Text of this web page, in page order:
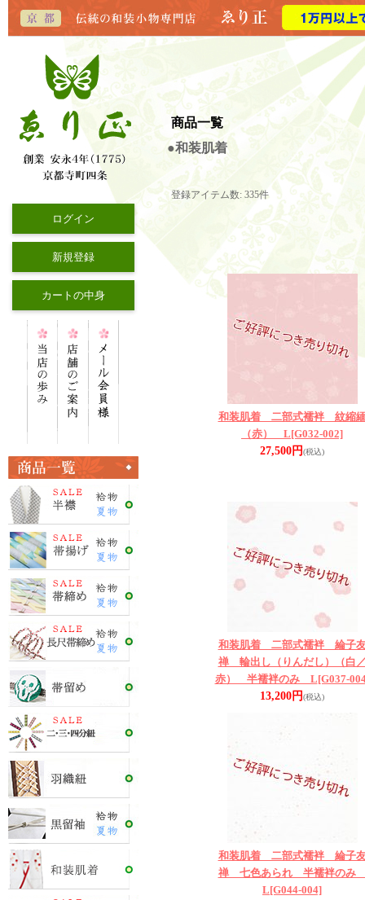
ログイン
新規登録
カートの中身
商品一覧
●和装肌着
登録アイテム数: 335件
和装肌着 二部式襦袢 紋縮
（赤） L[G032-002]
27,500円(税込)
和装肌着 二部式襦袢 綸子
禅 輪出し（りんだし）（白
赤） 半襦袢のみ L[G037-
13,200円(税込)
和装肌着 二部式襦袢 綸子
禅 七色あられ 半襦袢の
L[G044-004]